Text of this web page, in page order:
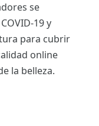
se
19 y
para cubrir
online
la belleza.